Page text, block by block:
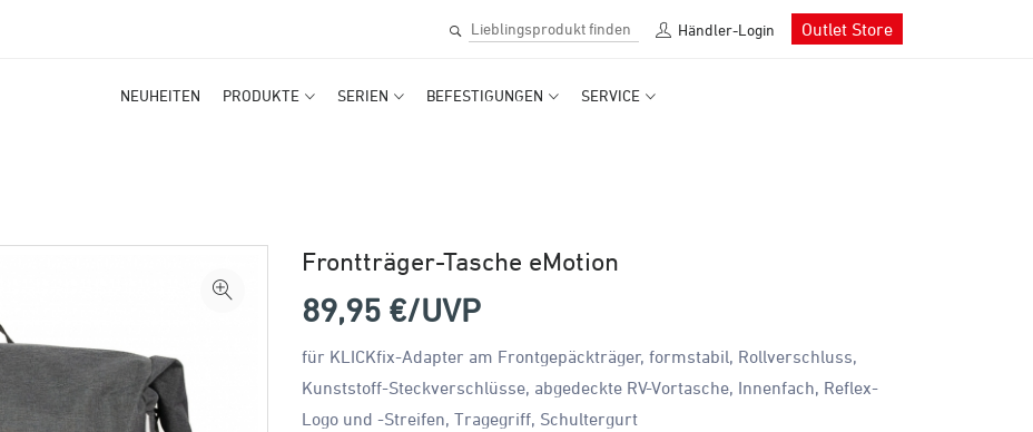
Händler-Login Outlet Store
NEUHEITEN PRODUKTE SERIEN BEFESTIGUNGEN SERVICE
Frontträger-Tasche eMotion
89,95 €/UVP
für KLICKfix-Adapter am Frontgepäckträger, formstabil, Rollverschluss,
Kunststoff-Steckverschlüsse, abgedeckte RV-Vortasche, Innenfach, Reflex-
Logo und -Streifen, Tragegriff, Schultergurt